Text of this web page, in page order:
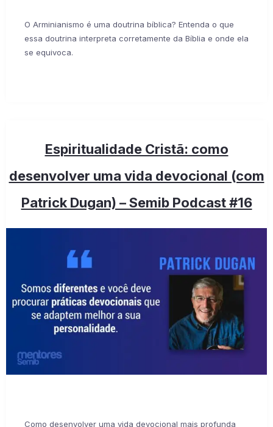
O Arminianismo é uma doutrina bíblica? Entenda o que
essa doutrina interpreta corretamente da Bíblia e onde ela
se equivoca.
Espiritualidade Cristã: como
desenvolver uma vida devocional (com
Patrick Dugan) – Semib Podcast #16
Como desenvolver uma vida devocional mais profunda